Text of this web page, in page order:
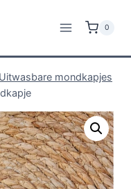
0
Uitwasbare mondkapjes